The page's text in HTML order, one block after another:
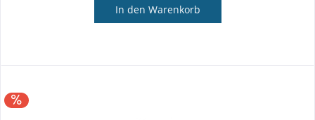
In den Warenkorb